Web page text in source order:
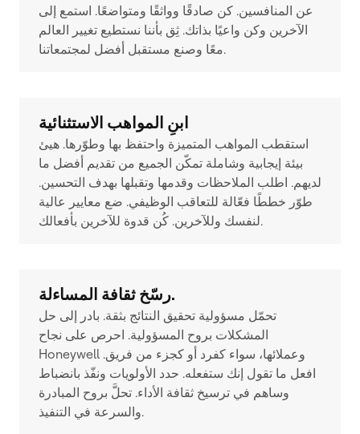
عن المنافسين. كن صادقًا وواثقًا ومتواضعًا. استمع إلى
الآخرين وكن واعيًا بذاتك. ثِق بأننا نستطيع تغيير العالم
معًا وصنع مستقبل أفضل لمجتمعاتنا.
ابنِ المواهب الاستثنائية
استقطب المواهب المتميزة واحتفظ بها وطوّرها. هيئ
بيئة إيجابية وشاملة تمكّن الجميع من تقديم أفضل ما
لديهم. اطلب الملاحظات وقدمها وتقبلها بهدف التحسين.
طوّر خططًا فعّالة للتعاقب الوظيفي. ضع معايير عالية
لنفسك وللآخرين. كُن قدوة للآخرين بأفعالك.
رسّخ ثقافة المساءلة.
تحمّل مسؤولية تحقيق النتائج بثقة. بادر إلى حل
المشكلات بروح المسؤولية. احرص على نجاح
Honeywell وعملائها، سواء كفرد أو كجزء من فريق.
افعل ما تقول إنك ستفعله. حدد الأولويات ونفّذ بانضباط
وساهم في ترسيخ ثقافة الأداء. تحلَّ بروح المبادرة
والسرعة في التنفيذ.